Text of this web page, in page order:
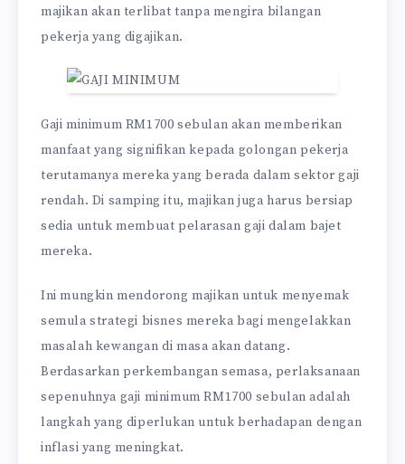
majikan akan terlibat tanpa mengira bilangan
pekerja yang digajikan.
Gaji minimum RM1700 sebulan akan memberikan
manfaat yang signifikan kepada golongan pekerja
terutamanya mereka yang berada dalam sektor gaji
rendah. Di samping itu, majikan juga harus bersiap
sedia untuk membuat pelarasan gaji dalam bajet
mereka.
Ini mungkin mendorong majikan untuk menyemak
semula strategi bisnes mereka bagi mengelakkan
masalah kewangan di masa akan datang.
Berdasarkan perkembangan semasa, perlaksanaan
sepenuhnya gaji minimum RM1700 sebulan adalah
langkah yang diperlukan untuk berhadapan dengan
inflasi yang meningkat.